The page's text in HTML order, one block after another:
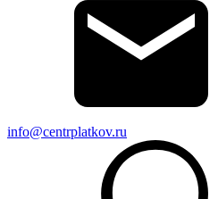
info@centrplatkov.ru